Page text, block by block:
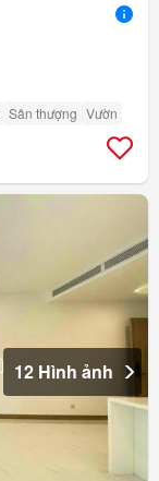
Sân thượng Vườn
12 Hình ảnh